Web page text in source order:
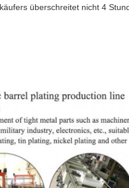
überschreitet nicht 4